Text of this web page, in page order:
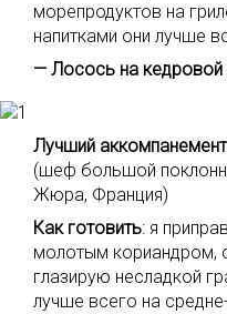
морепродуктов на
напитками они лучше
— Лосось на
Лучший аккомпанемент
(шеф большой
Жюра, Франция)
Как готовить: я
молотым кориандром,
глазирую несладкой
лучше всего на